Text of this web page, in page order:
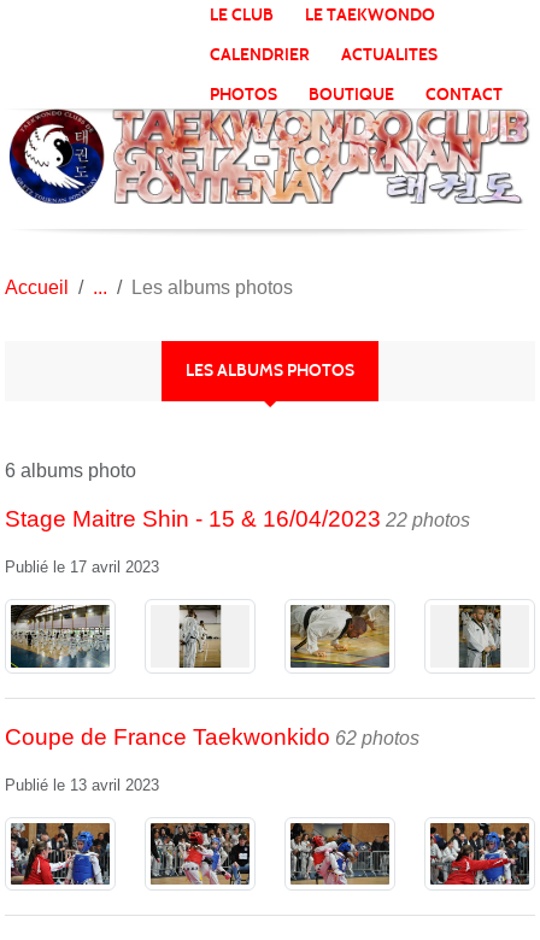
LE CLUB
LE TAEKWONDO
CALENDRIER
ACTUALITES
PHOTOS
BOUTIQUE CONTACT
Accueil Les albums photos
LES ALBUMS PHOTOS
6 albums photo
Stage Maitre Shin - 15 & 16/04/2023 22 photos
Publié le 17 avril 2023
Coupe de France Taekwonkido 62 photos
Publié le 13 avril 2023
Panneau de gestion des cookies